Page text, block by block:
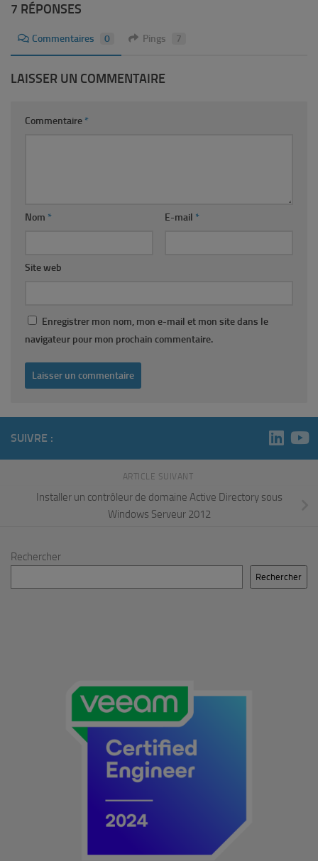
7 RÉPONSES
Commentaires 0 Pings 7
LAISSER UN COMMENTAIRE
Commentaire *
Nom * E-mail *
Site web
Enregistrer mon nom, mon e-mail et mon site dans le
navigateur pour mon prochain commentaire.
SUIVRE :
ARTICLE SUIVANT
Installer un contrôleur de domaine Active Directory sous
Windows Serveur 2012
Rechercher
Rechercher